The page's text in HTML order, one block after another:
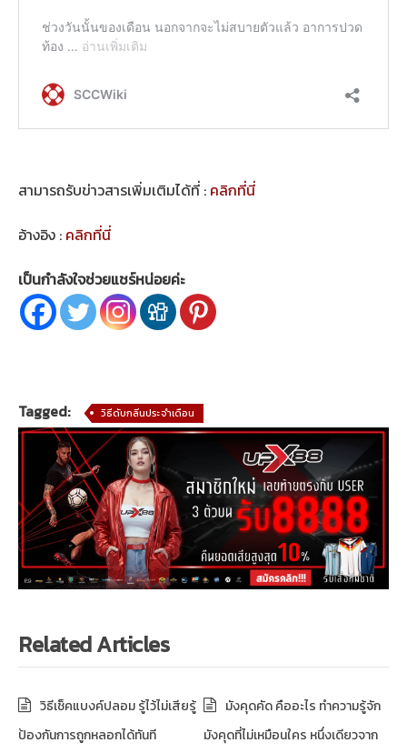
สามารถรับข่าวสารเพิ่มเติมได้ที่ : คลิกที่นี่
อ้างอิง : คลิกที่นี่
เป็นกำลังใจช่วยแชร์หน่อยค่ะ
Tagged: วิธีดับกลิ่นประจําเดือน
Related Articles
วิธีเช็คแบงค์ปลอม รู้ไว้ไม่เสียรู้
ป้องกันการถูกหลอกได้ทันที
มังคุดคัด คืออะไร ทำความรู้จัก
มังคุดที่ไม่เหมือนใคร หนึ่งเดียวจาก